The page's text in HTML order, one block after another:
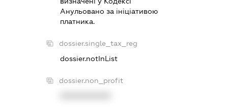
Анульовано за iнiцiативою
платника.
dossier.single_tax_reg
dossier.notInList
dossier.non_profit